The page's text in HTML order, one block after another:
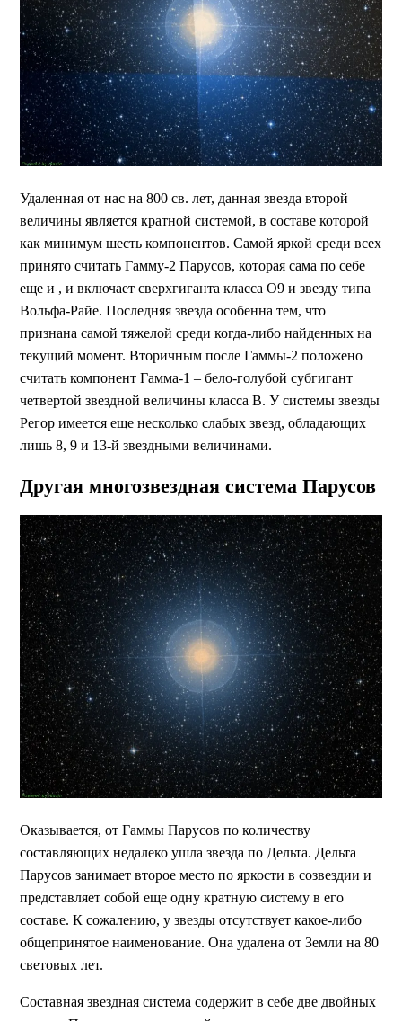
Удаленная от нас на 800 св. лет, данная звезда второй
величины является кратной системой, в составе которой
как минимум шесть компонентов. Самой яркой среди всех
принято считать Гамму-2 Парусов, которая сама по себе
еще и , и включает сверхгиганта класса О9 и звезду типа
Вольфа-Райе. Последняя звезда особенна тем, что
признана самой тяжелой среди когда-либо найденных на
текущий момент. Вторичным после Гаммы-2 положено
считать компонент Гамма-1 – бело-голубой субгигант
четвертой звездной величины класса В. У системы звезды
Регор имеется еще несколько слабых звезд, обладающих
лишь 8, 9 и 13-й звездными величинами.
Другая многозвездная система Парусов
Оказывается, от Гаммы Парусов по количеству
составляющих недалеко ушла звезда по Дельта. Дельта
Парусов занимает второе место по яркости в созвездии и
представляет собой еще одну кратную систему в его
составе. К сожалению, у звезды отсутствует какое-либо
общепринятое наименование. Она удалена от Земли на 80
световых лет.
Составная звездная система содержит в себе две двойных